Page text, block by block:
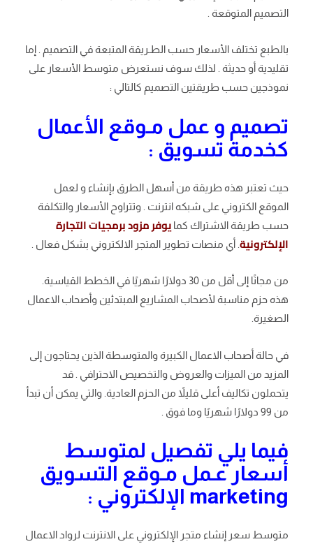
التصميم المتوقعة .
بالطبع تختلف الأسعار حسب الطـريقة المتبعة في التصميم . إما
تقليدية أو حديثة . لذلك سوف نستعرض متوسط ​​الأسعار على
نموذجين حسب طريقتين التصميم كالتالي :
تصميم و عمل مـوقع الأعمال
كخدمة تسويق :
حيث تعتبر هذه طريقة من أسهل الطرق بإنشاء و لعمل
الموقع الكتروني على شبكه انترنت . وتتراوح الأسعار والتكلفة
حسب طريقة الاشتراك كما يوفر مزود برمجيات التجارة
الإلكترونية . أي منصات تطوير المتجر الالكتروني بشكل فعال .
من مجانًا إلى أقل من 30 دولارًا شهريًا في الخطط القياسية.
هذه حزم مناسبة لأصحاب المشاريع المبتدئين وأصحاب الاعمال
الصغيرة.
في حالة أصحاب الاعمال الكبيرة والمتوسطة الذين يحتاجون إلى
المزيد من الميزات والعروض والتخصيص الاحترافي . قد
يتحملون تكاليف أعلى قليلاً من الحزم العادية. والتي يمكن أن تبدأ
من 99 دولارًا شهريًا وما فوق .
فيما يلي تفصيل لمتوسط ​​
أسعار عـمل مـوقع التسويق
marketing الإلكتروني :
متوسط ​​سعر إنشاء متجر الإلكتروني على الانترنت لرواد الاعمال